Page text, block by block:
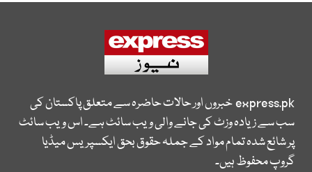
express.pkخبروں اور حالات حاضرہ سے متعلق پاکستان کی
سب سے زیادہ وزٹ کی جانے والی ویب سائٹ ہے۔ اس ویب سائٹ
پر شائع شدہ تمام مواد کے جملہ حقوق بحق ایکسپریس میڈیا
گروپ محفوظ ہیں۔